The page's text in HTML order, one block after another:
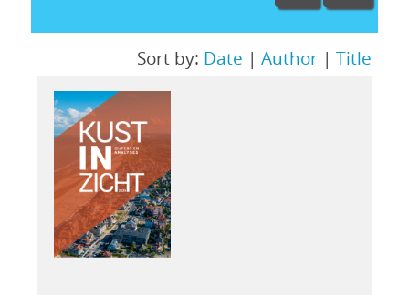
Sort by: Date | Author| Title